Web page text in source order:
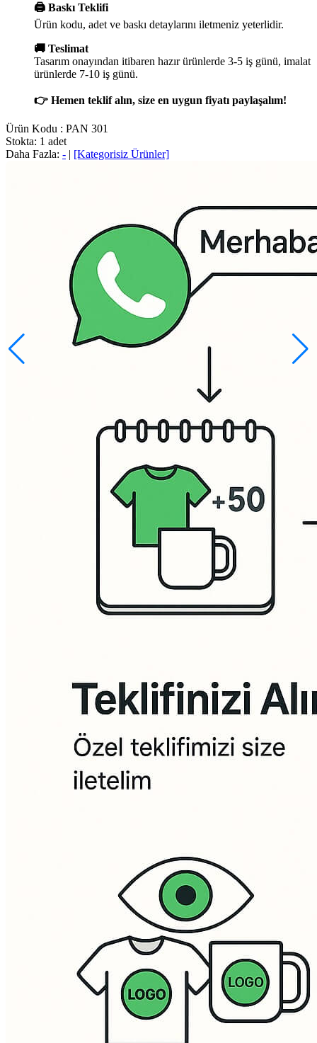
🖨️ Baskı Teklifi
Ürün kodu, adet ve baskı detaylarını iletmeniz yeterlidir.
🚚 Teslimat
Tasarım onayından itibaren hazır ürünlerde 3-5 iş günü, imalat
ürünlerde 7-10 iş günü.
👉 Hemen teklif alın, size en uygun fiyatı paylaşalım!
Ürün Kodu : PAN 301
Stokta: 1 adet
Daha Fazla: - | [Kategorisiz Ürünler]